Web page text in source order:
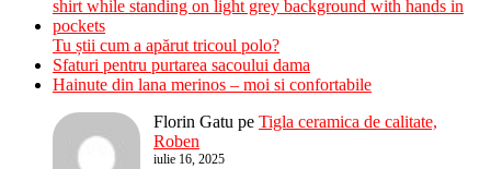
Tu știi cum a apărut tricoul polo?
Sfaturi pentru purtarea sacoului dama
Hainute din lana merinos – moi si confortabile
Florin Gatu pe Tigla ceramica de calitate,
Roben
iulie 16, 2025